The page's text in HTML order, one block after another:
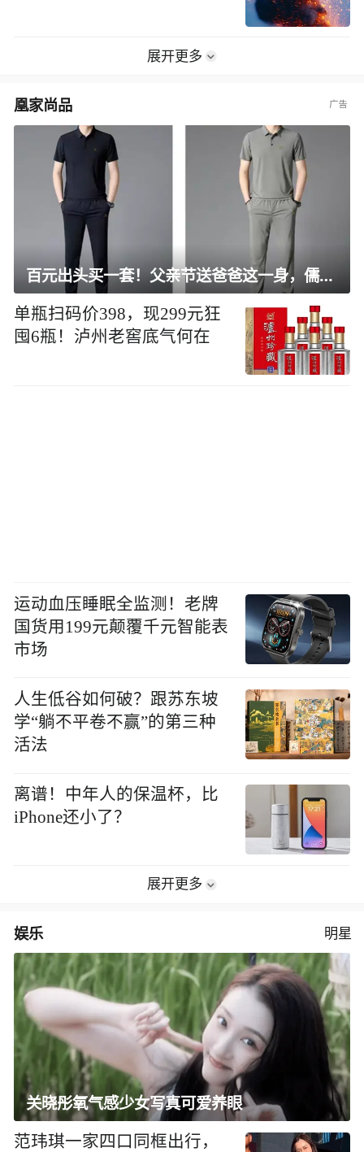
展开更多
凰家尚品
百元出头买一套！父亲节送爸爸这一身，儒雅有型还凉爽
单瓶扫码价398，现299元狂
囤6瓶！泸州老窖底气何在
运动血压睡眠全监测！老牌
国货用199元颠覆千元智能表
市场
人生低谷如何破？跟苏东坡
学“躺不平卷不赢”的第三种
活法
离谱！中年人的保温杯，比
iPhone还小了？
展开更多
娱乐 明星
关晓彤氧气感少女写真可爱养眼
范玮琪一家四口同框出行，